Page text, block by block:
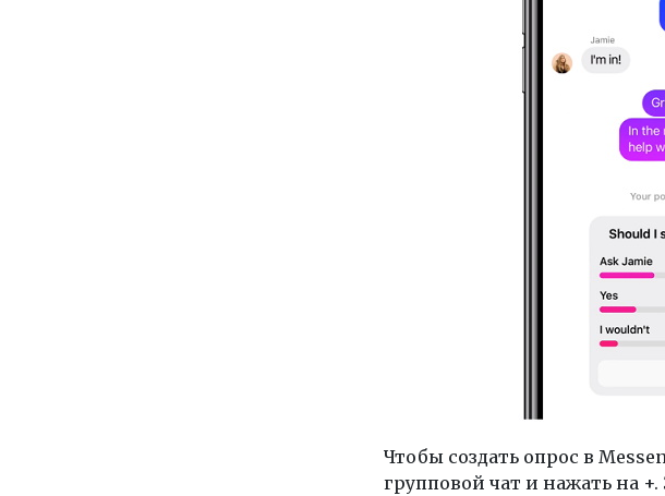
Чтобы создать опрос в
групповой чат и нажать на